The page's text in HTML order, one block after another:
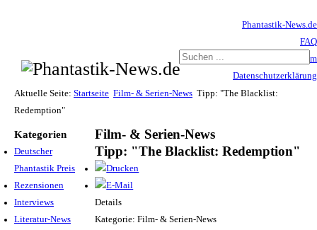
Phantastik-News.de
FAQ
Impressum
Datenschutzerklärung
Haftungsausschluss
Aktuelle Seite: Startseite Film- & Serien-News Tipp: "The Blacklist:
Redemption"
Kategorien
Deutscher
Phantastik Preis
Rezensionen
Interviews
Literatur-News
Film- & Serien-News
Tipp: "The Blacklist: Redemption"
Details
Kategorie: Film- & Serien-News